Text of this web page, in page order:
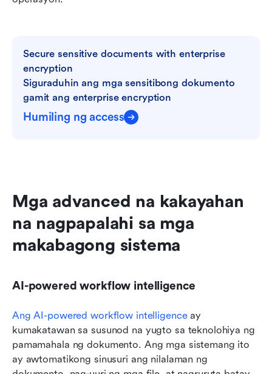
Secure sensitive documents with enterprise
encryption
Siguraduhin ang mga sensitibong dokumento
gamit ang enterprise encryption
Humiling ng access
Mga advanced na kakayahan
na nagpapalahi sa mga
makabagong sistema
AI-powered workflow intelligence
Ang AI-powered workflow intelligence ay
kumakatawan sa susunod na yugto sa teknolohiya ng
pamamahala ng dokumento. Ang mga sistemang ito
ay awtomatikong sinusuri ang nilalaman ng